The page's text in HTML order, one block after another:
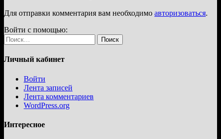
Для отправки комментария вам необходимо авторизоваться.
Войти с помощью:
Найти:
Личный кабинет
Войти
Лента записей
Лента комментариев
WordPress.org
Интересное